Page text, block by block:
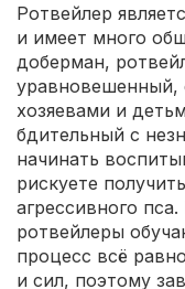
Ротвейлер
и имеет много
доберман,
уравновешенный,
хозяевами и
бдительный с
начинать
рискуете
агрессивного
ротвейлеры
процесс всё
и сил, поэтому